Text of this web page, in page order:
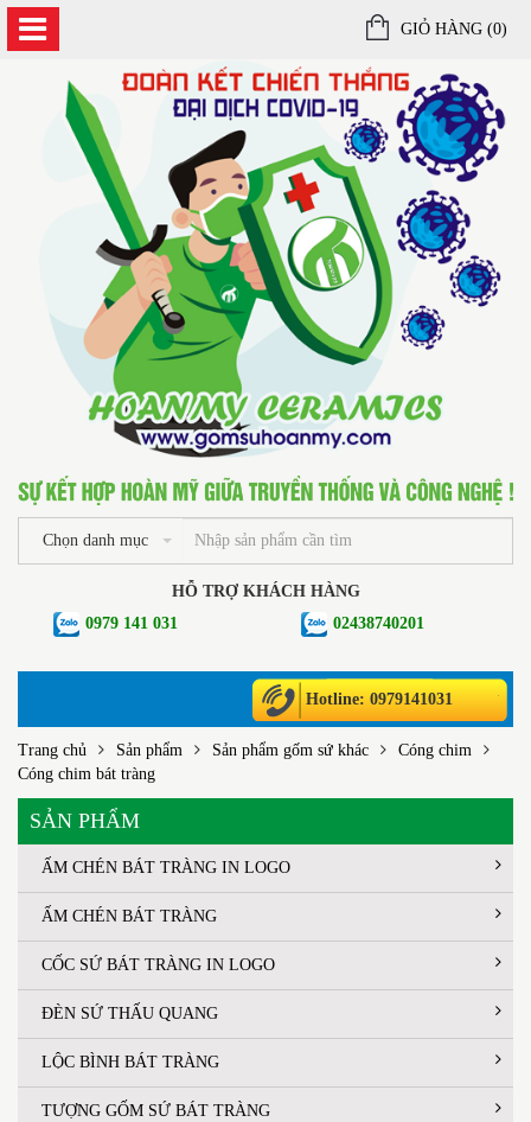
GIỎ HÀNG (0)
Chọn danh mục
HỖ TRỢ KHÁCH HÀNG
0979 141 031
02438740201
Hotline: 0979141031
Trang chủ Sản phẩm Sản phẩm gốm sứ khác
Cóng chim
Cóng chim bát tràng
SẢN PHẨM
ẤM CHÉN BÁT TRÀNG IN LOGO
ẤM CHÉN BÁT TRÀNG
CỐC SỨ BÁT TRÀNG IN LOGO
ĐÈN SỨ THẤU QUANG
LỘC BÌNH BÁT TRÀNG
TƯỢNG GỐM SỨ BÁT TRÀNG